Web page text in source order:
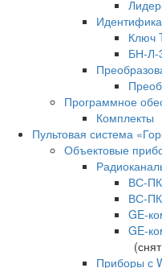
Ключ
БН-Л-
Программное
Комплекты
Пультовая система
Объектовые
ВС-
ВС-
GE-
GE-
Приборы с